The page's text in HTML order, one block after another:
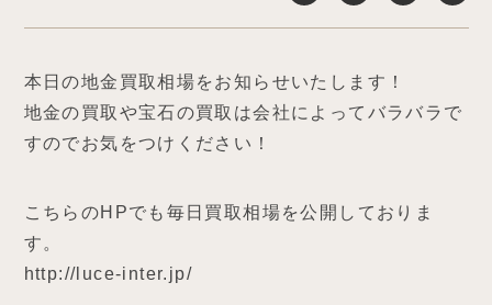
本日の地金買取相場をお知らせいたします！
地金の買取や宝石の買取は会社によってバラバラで
すのでお気をつけください！
こちらのHPでも毎日買取相場を公開しておりま
す。
http://luce-inter.jp/